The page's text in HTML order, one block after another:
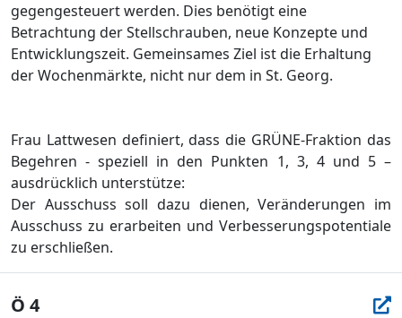
gegengesteuert werden. Dies benötigt eine
Betrachtung der Stellschrauben, neue Konzepte und
Entwicklungszeit. Gemeinsames Ziel ist die Erhaltung
der Wochenmärkte, nicht nur dem in St. Georg.
Frau Lattwesen definiert, dass die GRÜNE-Fraktion das
Begehren - speziell in den Punkten 1, 3, 4 und 5 –
ausdrücklich unterstütze:
Der Ausschuss soll dazu dienen, Veränderungen im
Ausschuss zu erarbeiten und Verbesserungspotentiale
zu erschließen.
Ö 4